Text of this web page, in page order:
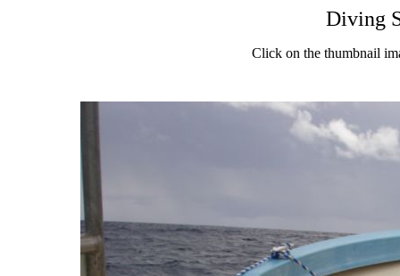
Diving
Click on the thumbnail